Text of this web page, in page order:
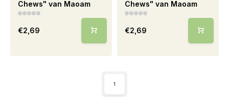
Chews" van Maoam
€2,69
Chews" van Maoam
€2,69
1